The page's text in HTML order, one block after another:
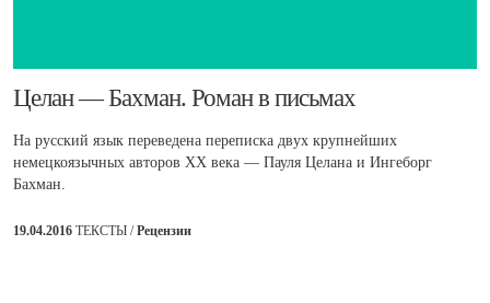
Целан — Бахман. Роман в письмах
На русский язык переведена переписка двух крупнейших
немецкоязычных авторов ХХ века — Пауля Целана и Ингеборг
Бахман.
19.04.2016 ТЕКСТЫ /Рецензии